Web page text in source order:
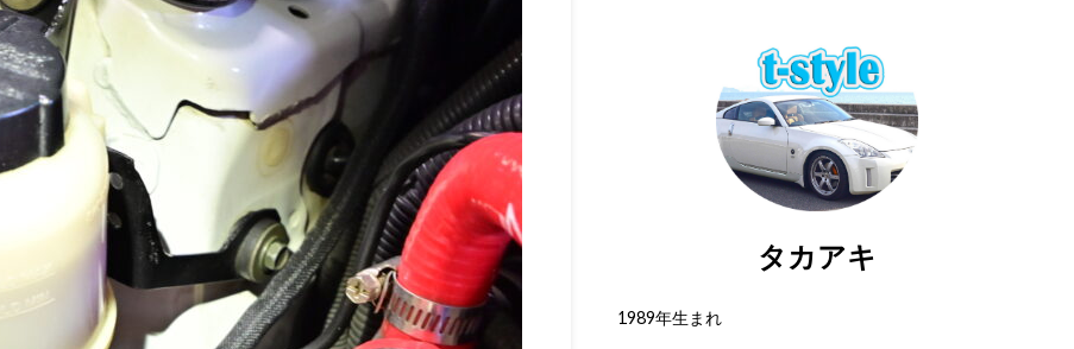
タカアキ
1989年生まれ